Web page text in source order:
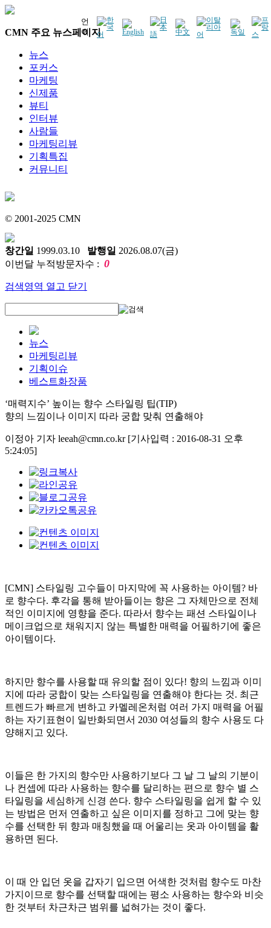
언
어
CMN 주요 뉴스페이지
뉴스
포커스
마케팅
신제품
뷰티
인터뷰
사람들
마케팅리뷰
기획특집
커뮤니티
© 2001-2025 CMN
창간일 1999.03.10 발행일 2026.08.07(금)
이번달 누적방문자수 : 0
검색영역 열고 닫기
뉴스
마케팅리뷰
기획이슈
베스트화장품
‘매력지수’ 높이는 향수 스타일링 팁(TIP)
향의 느낌이나 이미지 따라 궁합 맞춰 연출해야
이정아 기자 leeah@cmn.co.kr [기사입력 : 2016-08-31 오후
5:24:05]
[CMN] 스타일링 고수들이 마지막에 꼭 사용하는 아이템? 바
로 향수다. 후각을 통해 받아들이는 향은 그 자체만으로 전체
적인 이미지에 영향을 준다. 따라서 향수는 패션 스타일이나
메이크업으로 채워지지 않는 특별한 매력을 어필하기에 좋은
아이템이다.
하지만 향수를 사용할 때 유의할 점이 있다! 향의 느낌과 이미
지에 따라 궁합이 맞는 스타일링을 연출해야 한다는 것. 최근
트렌드가 빠르게 변하고 카멜레온처럼 여러 가지 매력을 어필
하는 자기표현이 일반화되면서 2030 여성들의 향수 사용도 다
양해지고 있다.
이들은 한 가지의 향수만 사용하기보다 그 날 그 날의 기분이
나 컨셉에 따라 사용하는 향수를 달리하는 편으로 향수 별 스
타일링을 세심하게 신경 쓴다. 향수 스타일링을 쉽게 할 수 있
는 방법은 먼저 연출하고 싶은 이미지를 정하고 그에 맞는 향
수를 선택한 뒤 향과 매칭했을 때 어울리는 옷과 아이템을 활
용하면 된다.
이 때 안 입던 옷을 갑자기 입으면 어색한 것처럼 향수도 마찬
가지이므로 향수를 선택할 때에는 평소 사용하는 향수와 비슷
한 것부터 차근차근 범위를 넓혀가는 것이 좋다.